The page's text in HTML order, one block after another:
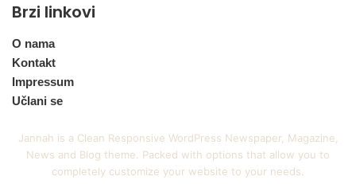
Brzi linkovi
O nama
Kontakt
Impressum
Učlani se
Jannah is a Clean Responsive WordPress Newspaper, Magazine,
News and Blog theme. Packed with options that allow you to
completely customize your website to your needs.